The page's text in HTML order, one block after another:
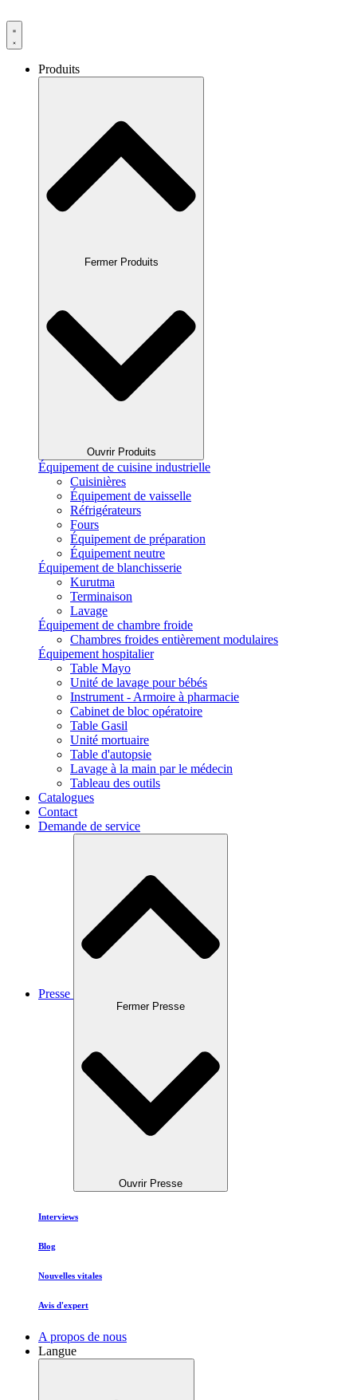
Produits
Fermer Produits
Ouvrir Produits
Équipement de cuisine industrielle
Cuisinières
Équipement de vaisselle
Réfrigérateurs
Fours
Équipement de préparation
Équipement neutre
Équipement de blanchisserie
Kurutma
Terminaison
Lavage
Équipement de chambre froide
Chambres froides entièrement modulaires
Équipement hospitalier
Table Mayo
Unité de lavage pour bébés
Instrument - Armoire à pharmacie
Cabinet de bloc opératoire
Table Gasil
Unité mortuaire
Table d'autopsie
Lavage à la main par le médecin
Tableau des outils
Catalogues
Contact
Demande de service
Presse
Fermer Presse
Ouvrir Presse
Interviews
Blog
Nouvelles vitales
Avis d'expert
A propos de nous
Langue